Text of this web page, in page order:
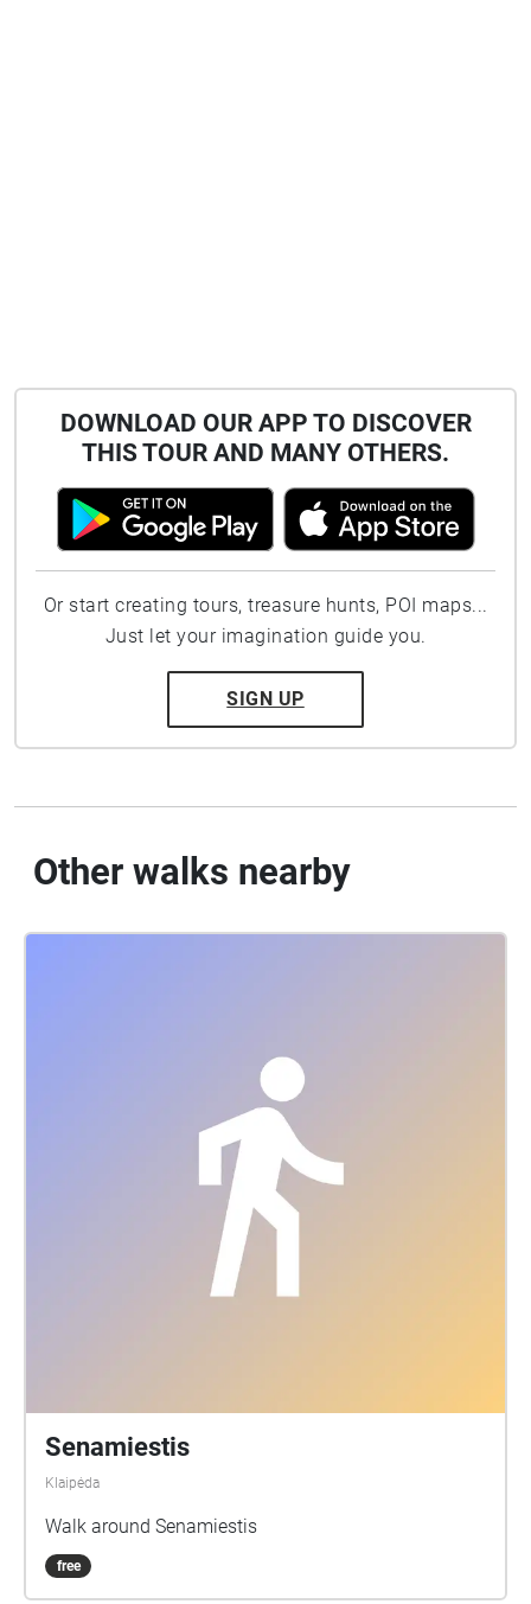
DOWNLOAD OUR APP TO DISCOVER
THIS TOUR AND MANY OTHERS.
Or start creating tours, treasure hunts, POI maps...
Just let your imagination guide you.
SIGN UP
Other walks nearby
Senamiestis
Klaipėda
Walk around Senamiestis
free